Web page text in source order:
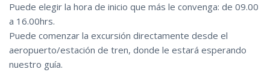
Puede elegir la hora de inicio que más le convenga: de 09.00
a 16.00hrs.
Puede comenzar la excursión directamente desde el
aeropuerto/estación de tren, donde le estará esperando
nuestro guía.